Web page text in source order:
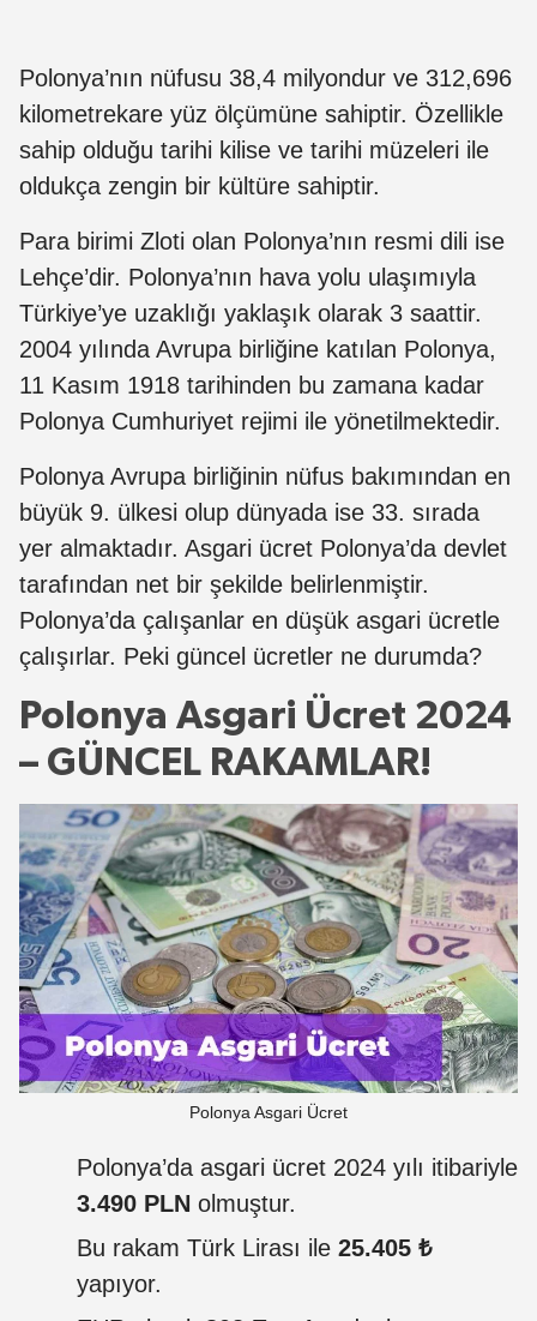
Polonya’nın nüfusu 38,4 milyondur ve 312,696
kilometrekare yüz ölçümüne sahiptir. Özellikle
sahip olduğu tarihi kilise ve tarihi müzeleri ile
oldukça zengin bir kültüre sahiptir.
Para birimi Zloti olan Polonya’nın resmi dili ise
Lehçe’dir. Polonya’nın hava yolu ulaşımıyla
Türkiye’ye uzaklığı yaklaşık olarak 3 saattir.
2004 yılında Avrupa birliğine katılan Polonya,
11 Kasım 1918 tarihinden bu zamana kadar
Polonya Cumhuriyet rejimi ile yönetilmektedir.
Polonya Avrupa birliğinin nüfus bakımından en
büyük 9. ülkesi olup dünyada ise 33. sırada
yer almaktadır. Asgari ücret Polonya’da devlet
tarafından net bir şekilde belirlenmiştir.
Polonya’da çalışanlar en düşük asgari ücretle
çalışırlar. Peki güncel ücretler ne durumda?
Polonya Asgari Ücret 2024
– GÜNCEL RAKAMLAR!
Polonya Asgari Ücret
Polonya’da asgari ücret 2024 yılı itibariyle
3.490 PLN olmuştur.
Bu rakam Türk Lirası ile 25.405 ₺
yapıyor.